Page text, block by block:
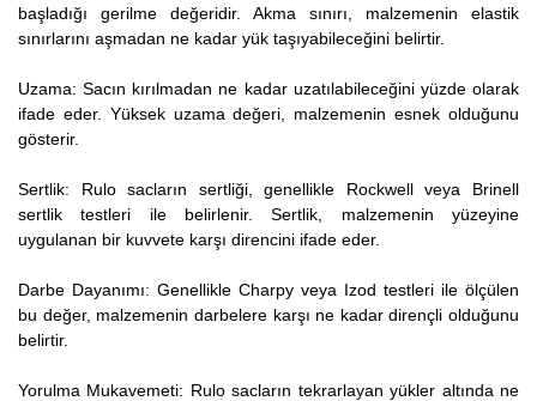
başladığı gerilme değeridir. Akma sınırı, malzemenin elastik
sınırlarını aşmadan ne kadar yük taşıyabileceğini belirtir.
Uzama: Sacın kırılmadan ne kadar uzatılabileceğini yüzde olarak
ifade eder. Yüksek uzama değeri, malzemenin esnek olduğunu
gösterir.
Sertlik: Rulo sacların sertliği, genellikle Rockwell veya Brinell
sertlik testleri ile belirlenir. Sertlik, malzemenin yüzeyine
uygulanan bir kuvvete karşı direncini ifade eder.
Darbe Dayanımı: Genellikle Charpy veya Izod testleri ile ölçülen
bu değer, malzemenin darbelere karşı ne kadar dirençli olduğunu
belirtir.
Yorulma Mukavemeti: Rulo sacların tekrarlayan yükler altında ne